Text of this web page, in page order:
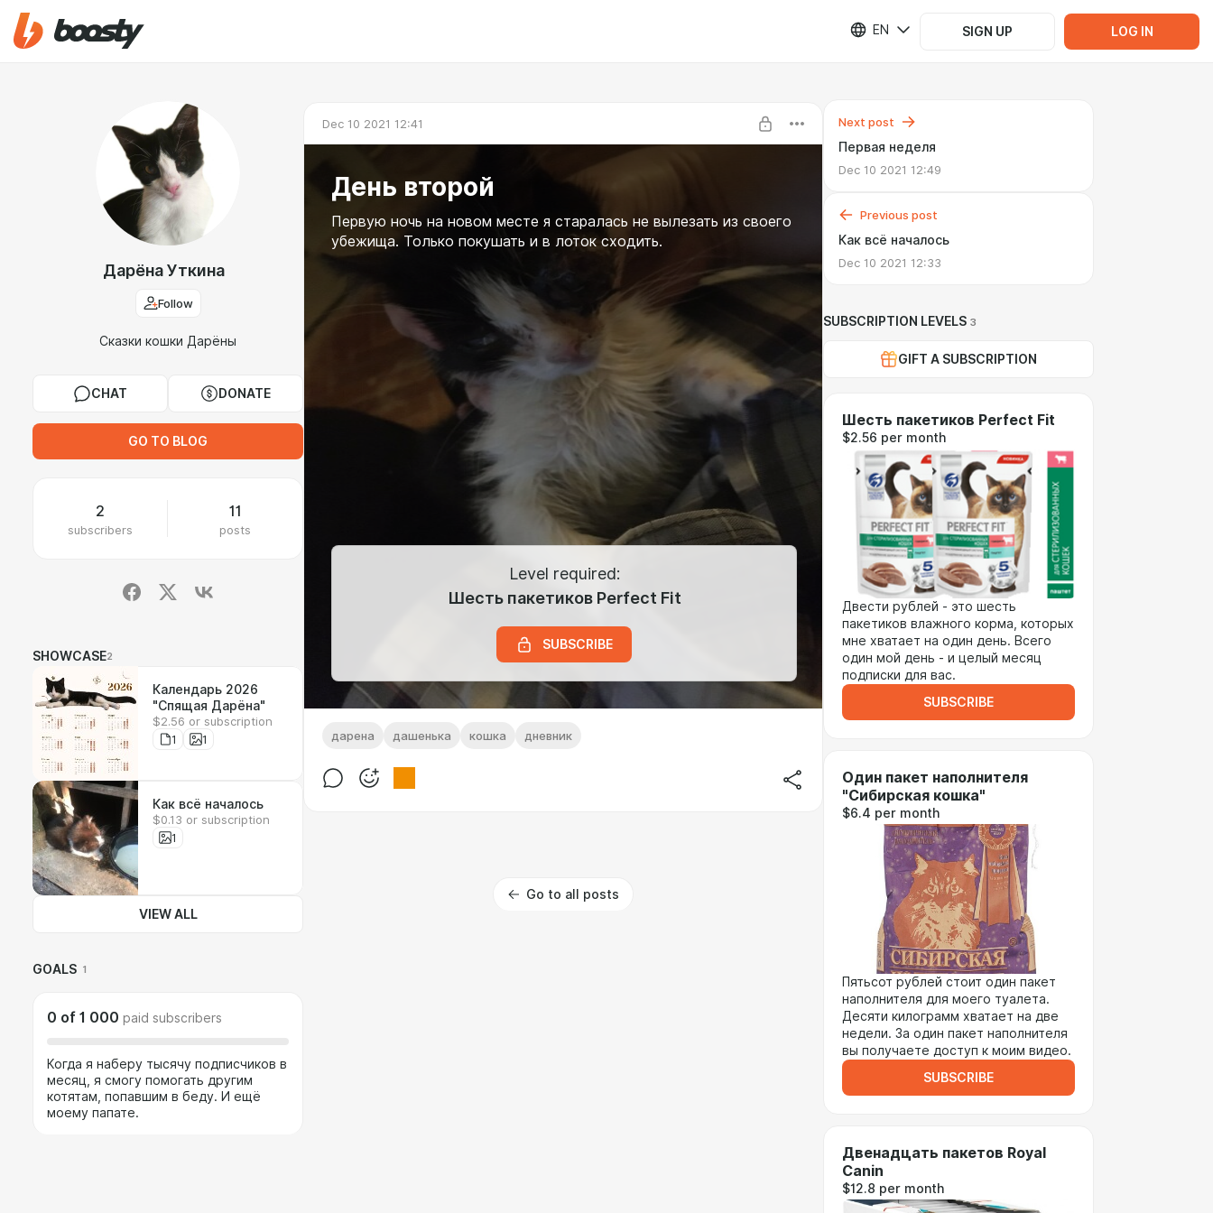
EN SIGN UP LOG IN
Дарёна Уткина
Follow
Сказки кошки Дарёны
CHAT DONATE
GO TO BLOG
2
subscribers
11
posts
SHOWCASE2
Календарь 2026
"Спящая Дарёна"
$2.56 or subscription
1
1
Как всё началось
$0.13 or subscription
1
VIEW ALL
GOALS 1
0 of 1 000 paid subscribers
Когда я наберу тысячу подписчиков в
месяц, я смогу помогать другим
котятам, попавшим в беду. И ещё
моему папате.
Dec 10 2021 12:41
День второй
Первую ночь на новом месте я старалась не вылезать из своего
убежища. Только покушать и в лоток сходить.
Level required:
Шесть пакетиков Perfect Fit
SUBSCRIBE
дарена дашенька кошка дневник
Go to all posts
Next post
Первая неделя
Dec 10 2021 12:49
Previous post
Как всё началось
Dec 10 2021 12:33
SUBSCRIPTION LEVELS 3
GIFT A SUBSCRIPTION
Шесть пакетиков Perfect Fit
$2.56 per month
Двести рублей - это шесть
пакетиков влажного корма, которых
мне хватает на один день. Всего
один мой день - и целый месяц
подписки для вас.
SUBSCRIBE
Один пакет наполнителя
"Сибирская кошка"
$6.4 per month
Пятьсот рублей стоит один пакет
наполнителя для моего туалета.
Десяти килограмм хватает на две
недели. За один пакет наполнителя
вы получаете доступ к моим видео.
SUBSCRIBE
Двенадцать пакетов Royal
Canin
$12.8 per month